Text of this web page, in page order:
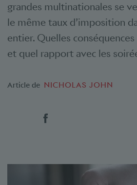
grandes multinationales se
le même taux d’imposition
entier. Quelles
et quel rapport avec les
Article de NICHOLAS JOHN
Social Bookmarks